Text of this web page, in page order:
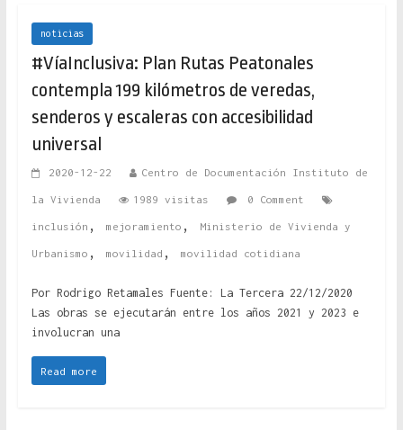
noticias
#VíaInclusiva: Plan Rutas Peatonales
contempla 199 kilómetros de veredas,
senderos y escaleras con accesibilidad
universal
2020-12-22 Centro de Documentación Instituto de
la Vivienda 1989 visitas 0 Comment
inclusión , mejoramiento , Ministerio de Vivienda y
Urbanismo , movilidad , movilidad cotidiana
Por Rodrigo Retamales Fuente: La Tercera 22/12/2020
Las obras se ejecutarán entre los años 2021 y 2023 e
involucran una
Read more